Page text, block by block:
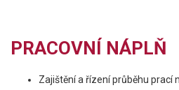
PRACOVNÍ NÁPLŇ
Zajištění a řízení průběhu prací